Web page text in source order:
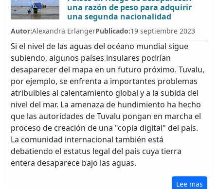
una razón de peso para adquirir
una segunda nacionalidad
Autor:Alexandra ErlangerPublicado:19 septiembre 2023
Si el nivel de las aguas del océano mundial sigue
subiendo, algunos países insulares podrían
desaparecer del mapa en un futuro próximo. Tuvalu,
por ejemplo, se enfrenta a importantes problemas
atribuibles al calentamiento global y a la subida del
nivel del mar. La amenaza de hundimiento ha hecho
que las autoridades de Tuvalu pongan en marcha el
proceso de creación de una "copia digital" del país.
La comunidad internacional también está
debatiendo el estatus legal del país cuya tierra
entera desaparece bajo las aguas.
Lee mas